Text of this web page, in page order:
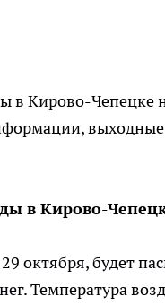
в Кирово-Чепецке
выходные
в Кирово-
29 октября, будет
Температура